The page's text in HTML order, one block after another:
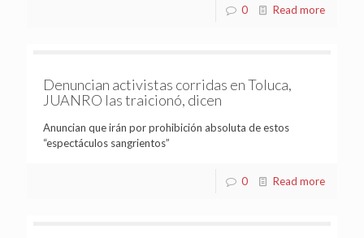
0 Read more
Denuncian activistas corridas en Toluca,
JUANRO las traicionó, dicen
Anuncian que irán por prohibición absoluta de estos
“espectáculos sangrientos”
0 Read more